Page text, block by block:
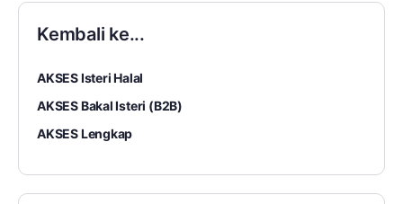
Kembali ke...
AKSES Isteri Halal
AKSES Bakal Isteri (B2B)
AKSES Lengkap